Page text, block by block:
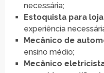
necessária;
Estoquista para
experiência
Mecânico de
ensino médio;
Mecânico